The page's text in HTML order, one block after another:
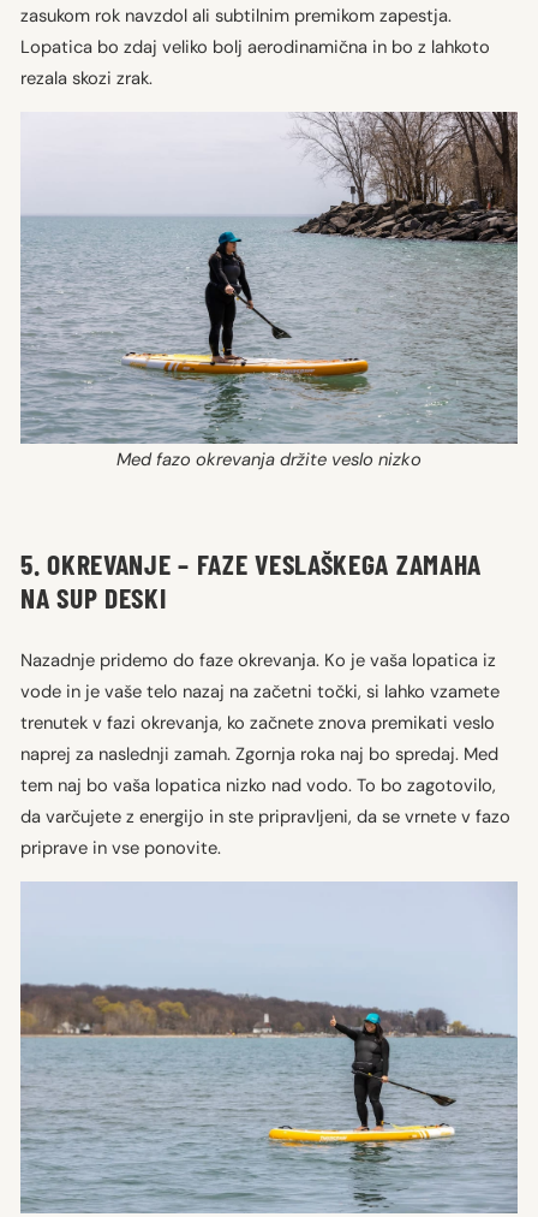
zasukom rok navzdol ali subtilnim premikom zapestja.
Lopatica bo zdaj veliko bolj aerodinamična in bo z lahkoto
rezala skozi zrak.
Med fazo okrevanja držite veslo nizko
5. OKREVANJE – FAZE VESLAŠKEGA ZAMAHA
NA SUP DESKI
Nazadnje pridemo do faze okrevanja. Ko je vaša lopatica iz
vode in je vaše telo nazaj na začetni točki, si lahko vzamete
trenutek v fazi okrevanja, ko začnete znova premikati veslo
naprej za naslednji zamah. Zgornja roka naj bo spredaj. Med
tem naj bo vaša lopatica nizko nad vodo. To bo zagotovilo,
da varčujete z energijo in ste pripravljeni, da se vrnete v fazo
priprave in vse ponovite.